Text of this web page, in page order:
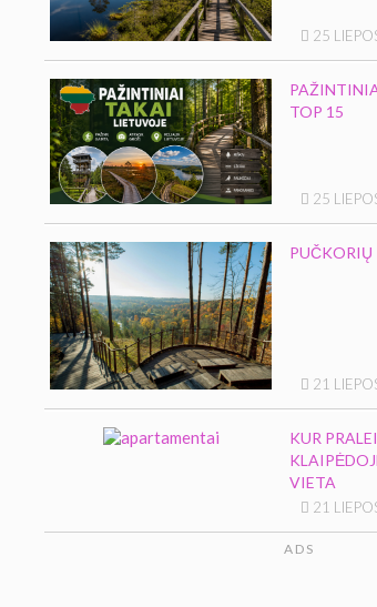
25
TOP 15
25
21
KUR
VIETA
21
ADS